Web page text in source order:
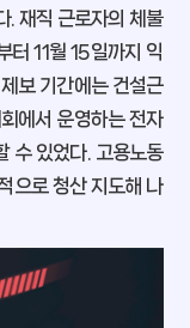
. 재직 근로자의 체불
11월 15일까지 익
보 기간에는 건설근
에서 운영하는 전자
수 있었다. 고용노동
으로 청산 지도해 나